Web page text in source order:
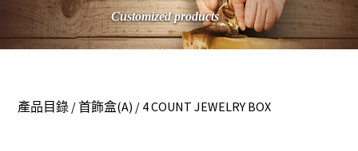
Customized products
產品目錄 /首飾盒(A) / 4 COUNT JEWELRY BOX